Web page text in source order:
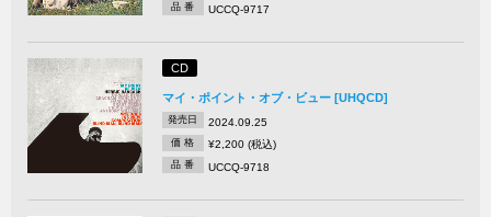
品 番 UCCQ-9717
CD
マイ・ポイント・オブ・ビュー [UHQCD]
発売日 2024.09.25
価 格 ¥2,200 (税込)
品 番 UCCQ-9718